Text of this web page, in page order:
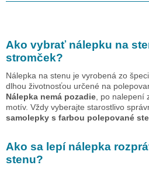
Ako vybrať nálepku na
stromček?
Nálepka na stenu je vyrobená zo
dlhou životnosťou určené na
Nálepka nemá pozadie, po nalepení
motív. Vždy vyberajte starostlivo
samolepky s farbou polepované
Ako sa lepí nálepka
stenu?